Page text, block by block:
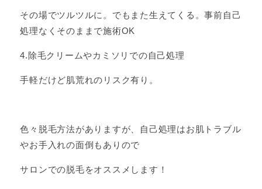
その場でツルツルに。でもまた生えてくる。事前自己
処理なくそのままで施術OK
4.除毛クリームやカミソリでの自己処理
手軽だけど肌荒れのリスク有り。
色々脱毛方法がありますが、自己処理はお肌トラブル
やお手入れの面倒もありので
サロンでの脱毛をオススメします！